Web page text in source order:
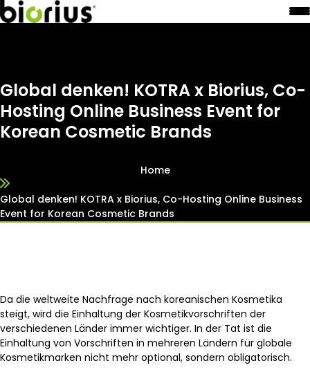
Global denken! KOTRA x Biorius, Co-
Hosting Online Business Event for
Korean Cosmetic Brands
Home
Global denken! KOTRA x Biorius, Co-Hosting Online Business
Event for Korean Cosmetic Brands
Da die weltweite Nachfrage nach koreanischen Kosmetika
steigt, wird die Einhaltung der Kosmetikvorschriften der
verschiedenen Länder immer wichtiger. In der Tat ist die
Einhaltung von Vorschriften in mehreren Ländern für globale
Kosmetikmarken nicht mehr optional, sondern obligatorisch.